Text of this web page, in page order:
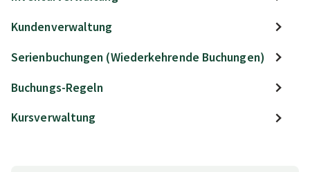
Kundenverwaltung
Serienbuchungen (Wiederkehrende Buchungen)
Buchungs-Regeln
Kursverwaltung